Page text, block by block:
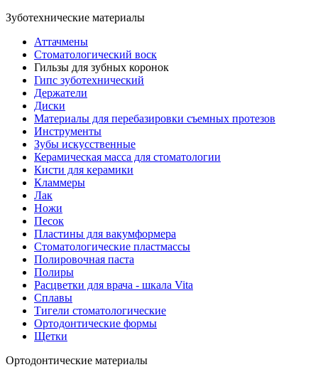
Зуботехнические материалы
Аттачмены
Стоматологический воск
Гильзы для зубных коронок
Гипс зуботехнический
Держатели
Диски
Материалы для перебазировки съемных протезов
Инструменты
Зубы искусственные
Керамическая масса для стоматологии
Кисти для керамики
Кламмеры
Лак
Ножи
Песок
Пластины для вакумформера
Стоматологические пластмассы
Полировочная паста
Полиры
Расцветки для врача - шкала Vita
Сплавы
Тигели стоматологические
Ортодонтические формы
Щетки
Ортодонтические материалы